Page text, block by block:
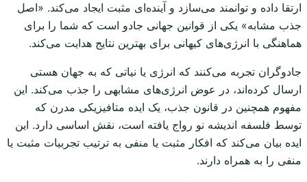
ارتقا داده و توانمند می‌سازد و آینده‌ای مثبت ایجاد می‌کند. «اصل
جذب مشابه» یکی از قوانین جهانی جادو است که شما را برای
هماهنگی با انرژی‌های کیهانی برای بهترین نتایج هدایت می‌کند.
جادوگران تجربه می‌کنند که انرژی یا نیاتی که به جهان هستی
ارسال کرده‌اند، در عوض انرژی‌های مشابهی را جذب می‌کند. این
مفهوم همچنین در قانون جذب، یک ایده متافیزیکی مدرن که
توسط فلسفه اندیشه نو رواج یافته است، نقش اساسی دارد. این
ایده بیان می‌کند که افکار مثبت یا منفی به ترتیب تجربیات مثبت یا
منفی را به همراه دارند.